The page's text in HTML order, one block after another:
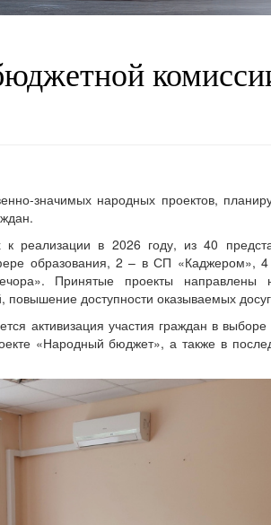
значимых народных проектов,
реализации в 2026 году, из 40
образования, 2 – в СП
Принятые проекты направлены
повышение доступности оказываемых
активизация участия граждан в
«Народный бюджет», а также в